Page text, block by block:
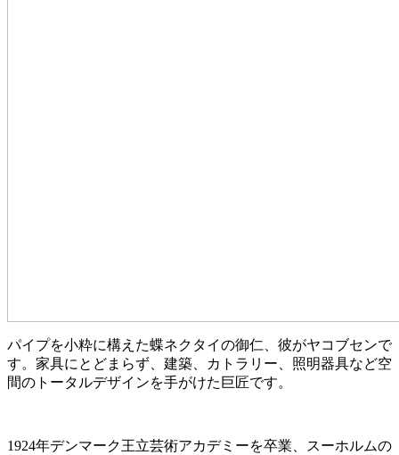
パイプを小粋に構えた蝶ネクタイの御仁、彼がヤコブセンで
す。家具にとどまらず、建築、カトラリー、照明器具など空
間のトータルデザインを手がけた巨匠です。
1924年デンマーク王立芸術アカデミーを卒業、スーホルムの